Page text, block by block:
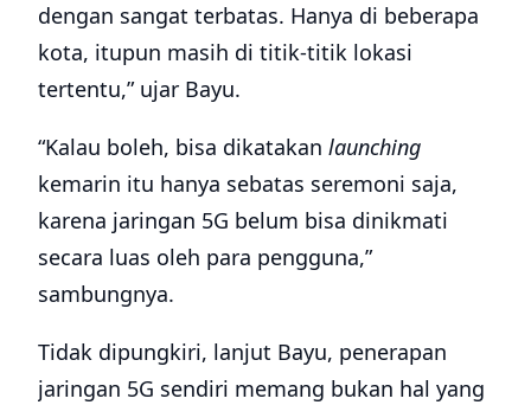
dengan sangat terbatas. Hanya di beberapa
kota, itupun masih di titik-titik lokasi
tertentu,” ujar Bayu.
“Kalau boleh, bisa dikatakan launching
kemarin itu hanya sebatas seremoni saja,
karena jaringan 5G belum bisa dinikmati
secara luas oleh para pengguna,”
sambungnya.
Tidak dipungkiri, lanjut Bayu, penerapan
jaringan 5G sendiri memang bukan hal yang